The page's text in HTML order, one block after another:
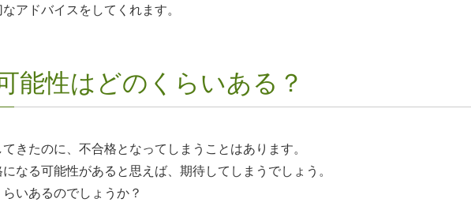
アドバイスをしてくれます。
能性はどのくらいある？
きたのに、不合格となってしまうことはあります。
なる可能性があると思えば、期待してしまうでしょう。
いあるのでしょうか？